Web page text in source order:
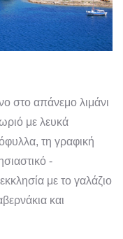
στο απάνεμο λιμάνι
με λευκά
τη γραφική
-
με το γαλάζιο
και